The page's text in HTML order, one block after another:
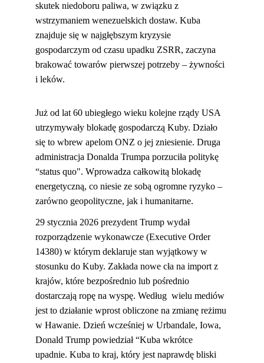
skutek niedoboru paliwa, w związku z
wstrzymaniem wenezuelskich dostaw. Kuba
znajduje się w najgłębszym kryzysie
gospodarczym od czasu upadku ZSRR, zaczyna
brakować towarów pierwszej potrzeby – żywności
i leków.
Już od lat 60 ubiegłego wieku kolejne rządy USA
utrzymywały blokadę gospodarczą Kuby. Działo
się to wbrew apelom ONZ o jej zniesienie. Druga
administracja Donalda Trumpa porzuciła politykę
“status quo". Wprowadza całkowitą blokadę
energetyczną, co niesie ze sobą ogromne ryzyko –
zarówno geopolityczne, jak i humanitarne.
29 stycznia 2026 prezydent Trump wydał
rozporządzenie wykonawcze (Executive Order
14380) w którym deklaruje stan wyjątkowy w
stosunku do Kuby. Zakłada nowe cła na import z
krajów, które bezpośrednio lub pośrednio
dostarczają ropę na wyspę. Według  wielu mediów
jest to działanie wprost obliczone na zmianę reżimu
w Hawanie. Dzień wcześniej w Urbandale, Iowa,
Donald Trump powiedział “Kuba wkrótce
upadnie. Kuba to kraj, który jest naprawdę bliski